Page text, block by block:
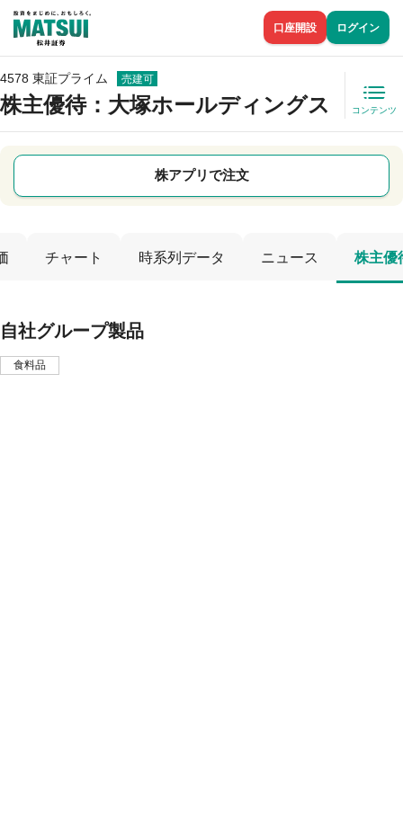
口座開設 ログイン
4578 東証プライム 売建可
株主優待：大塚ホールディングス コンテンツ
株アプリで注文
チャート 時系列データ ニュース 株主優
自社グループ製品
食料品